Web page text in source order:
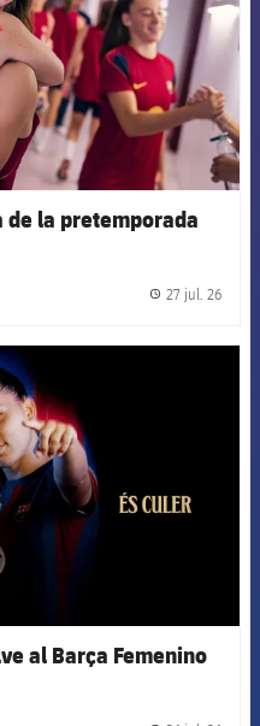
la pretemporada
27 jul. 26
Barcelona badge
al Barça Femenino